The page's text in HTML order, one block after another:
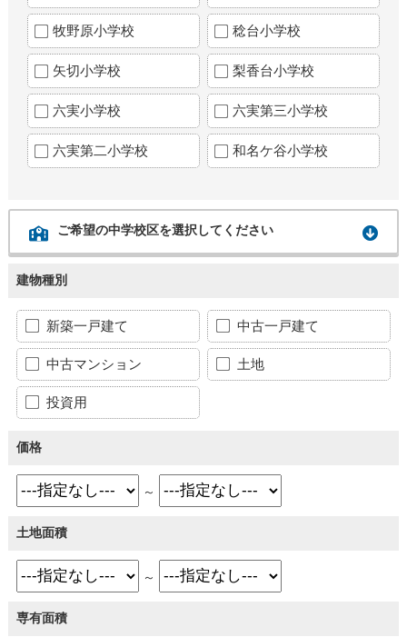
牧野原小学校 稔台小学校
矢切小学校 梨香台小学校
六実小学校 六実第三小学校
六実第二小学校 和名ケ谷小学校
ご希望の中学校区を選択してください
建物種別
新築一戸建て 中古一戸建て
中古マンション 土地
投資用
価格
～
土地面積
～
専有面積